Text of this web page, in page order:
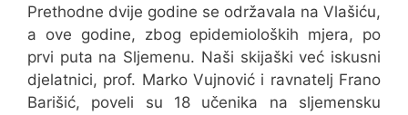
Prethodne dvije godine se održavala na Vlašiću,
a ove godine, zbog epidemioloških mjera, po
prvi puta na Sljemenu. Naši skijaški već iskusni
djelatnici, prof. Marko Vujnović i ravnatelj Frano
Barišić, poveli su 18 učenika na sljemensku